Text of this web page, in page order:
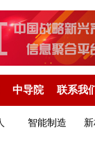
中导院 联系我
智能制造